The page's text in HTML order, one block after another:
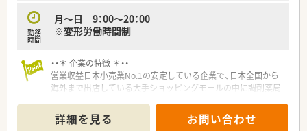
勤務
時間
月～日 9：00～20：00
※変形労働時間制
・・＊ 企業の特徴 ＊・・
営業収益日本小売業No.1の安定している企業で、日本全国から
海外まで出店している大手ショッピングモールの中に調剤薬局
■面分業がメインのため、多くの医療機関から処方箋を応需して
いるので、薬の品目数も多く、幅広い知識・スキルを磨くことが
詳細を見る お問い合わせ